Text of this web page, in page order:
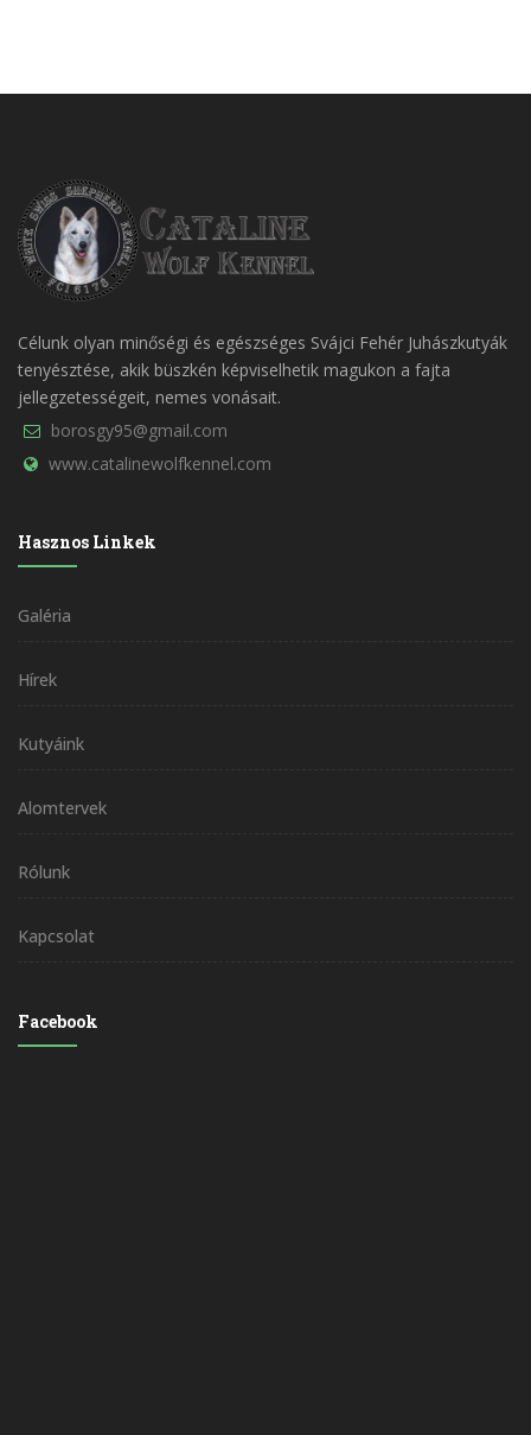
Célunk olyan minőségi és egészséges Svájci Fehér Juhászkutyák
tenyésztése, akik büszkén képviselhetik magukon a fajta
jellegzetességeit, nemes vonásait.
borosgy95@gmail.com
www.catalinewolfkennel.com
Hasznos Linkek
Galéria
Hírek
Kutyáink
Alomtervek
Rólunk
Kapcsolat
Facebook